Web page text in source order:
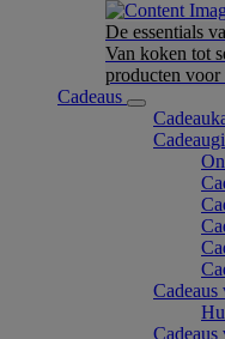
De essentials
Van koken tot
producten
Cadeaus
Cadeaus